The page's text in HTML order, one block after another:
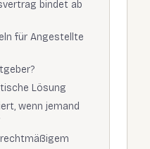
bindet ab
für Angestellte
Lösung
wenn jemand